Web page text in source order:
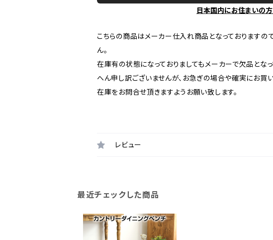
日本国内にお住まいの
こちらの商品はメーカー仕入れ商品となっておりますの
ん。
在庫有の状態になっておりましてもメーカーで欠品とな
へん申し訳ございませんが、お急ぎの場合や確実にお
在庫をお問合せ頂きますようお願い致します。
レビュー
最近チェックした商品